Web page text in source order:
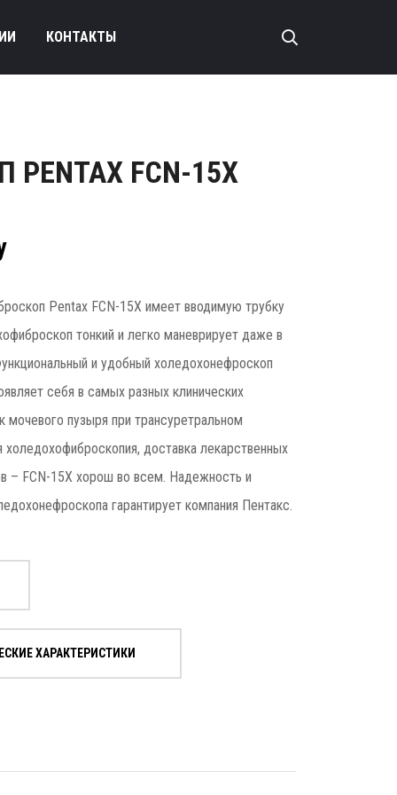
КОНТАКТЫ
FCN-15X
Pentax FCN-15X имеет вводимую трубку
тонкий и легко маневрирует даже в
и удобный холедохонефроскоп
себя в самых разных клинических
мочевого пузыря при трансуретральном
холедохофиброскопия, доставка лекарственных
– FCN-15X хорош во всем. Надежность и
гарантирует компания Пентакс.
ХАРАКТЕРИСТИКИ